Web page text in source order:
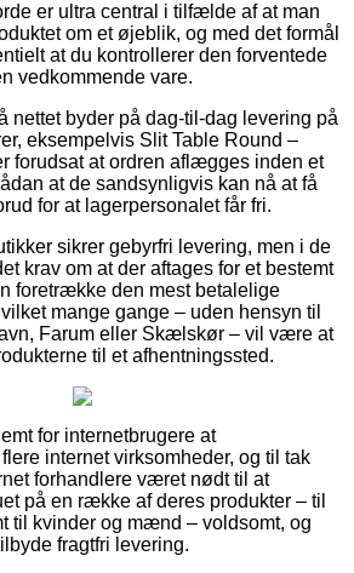
er ultra central i tilfælde af at man
om et øjeblik, og med det formål
at du kontrollerer den forventede
vedkommende vare.
nettet byder på dag-til-dag levering på
eksempelvis Slit Table Round –
forudsat at ordren aflægges inden et
at de sandsynligvis kan nå at få
for at lagerpersonalet får fri.
sikrer gebyrfri levering, men i de
krav om at der aftages for et bestemt
foretrække den mest betalelige
mange gange – uden hensyn til
Farum eller Skælskør – vil være at
til et afhentningssted.
for internetbrugere at
internet virksomheder, og til tak
forhandlere været nødt til at
på en række af deres produkter – til
til kvinder og mænd – voldsomt, og
fragtfri levering.